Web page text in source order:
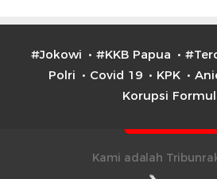
#Jokowi #KKB Papua
Polri
Covid 19 KPK
Korupsi
Kami adalah